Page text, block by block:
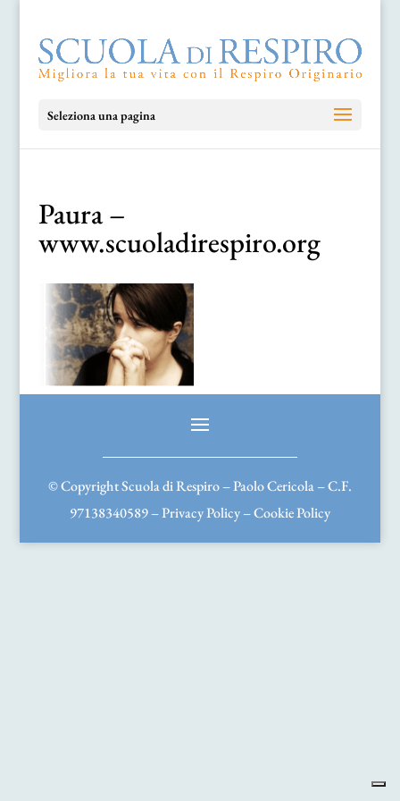
Seleziona una pagina
Paura –
www.scuoladirespiro.org
© Copyright Scuola di Respiro – Paolo Cericola – C.F.
97138340589 –Privacy Policy–Cookie Policy